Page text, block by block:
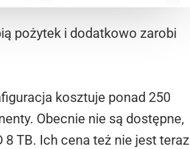
pożytek i dodatkowo zarobi
kosztuje ponad 250
Obecnie nie są dostępne,
8 TB. Ich cena też nie jest teraz